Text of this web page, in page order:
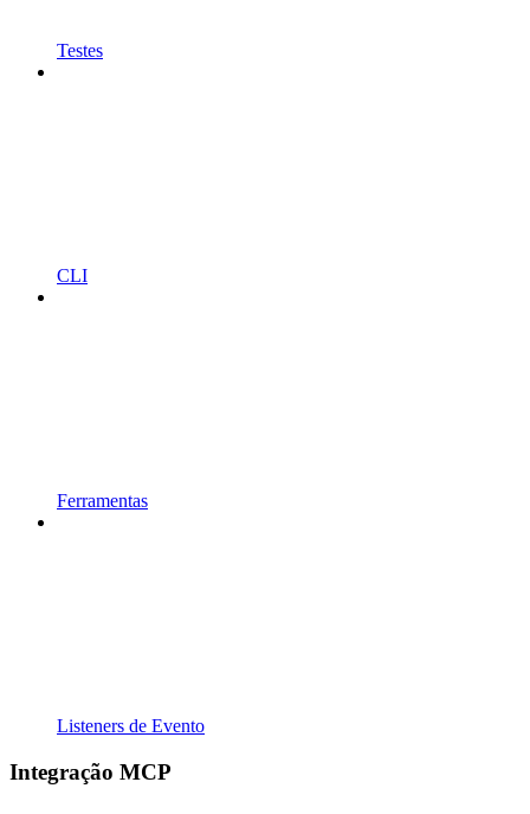
Testes
CLI
Ferramentas
Listeners de Evento
Integração MCP